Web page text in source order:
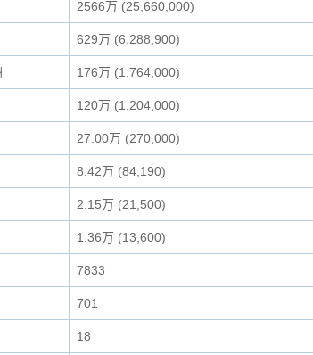
2566万 (25,660,000)
629万 (6,288,900)
176万 (1,764,000)
120万 (1,204,000)
27.00万 (270,000)
8.42万 (84,190)
2.15万 (21,500)
1.36万 (13,600)
7833
701
18